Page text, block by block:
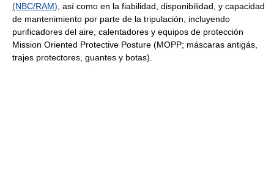
(NBC/RAM) , así como en la fiabilidad, disponibilidad, y capacidad
de mantenimiento por parte de la tripulación, incluyendo
purificadores del aire, calentadores y equipos de protección
Mission Oriented Protective Posture (MOPP; máscaras antigás,
trajes protectores, guantes y botas).